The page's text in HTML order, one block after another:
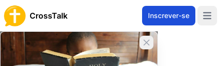
CrossTalk Inscrever-se
Fechar banner
Home
Arquivo de Perguntas